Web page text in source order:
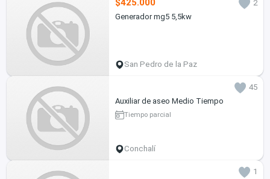
$425.000
2
Generador mg5 5,5kw
San Pedro de la Paz
45
Auxiliar de aseo Medio Tiempo
Tiempo parcial
Conchalí
1